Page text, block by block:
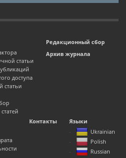
статьи
доступа
статьи
Редакционный сбор
Архив журнала
Контакты
Языки
Ukrainian
Polish
Russian